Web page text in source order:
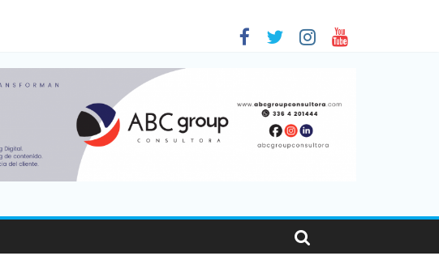
de personas viajaron por el país, un 5,9% más que en 2025